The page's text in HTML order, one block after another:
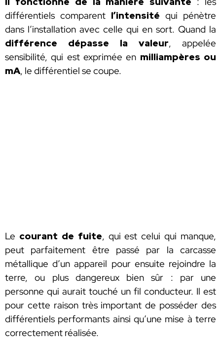
différentiels comparent l’intensité qui pénètre
dans l’installation avec celle qui en sort. Quand la
différence dépasse la valeur, appelée
sensibilité, qui est exprimée en milliampères ou
mA, le différentiel se coupe.
Le courant de fuite, qui est celui qui manque,
peut parfaitement être passé par la carcasse
métallique d’un appareil pour ensuite rejoindre la
terre, ou plus dangereux bien sûr : par une
personne qui aurait touché un fil conducteur. Il est
pour cette raison très important de posséder des
différentiels performants ainsi qu’une mise à terre
correctement réalisée.